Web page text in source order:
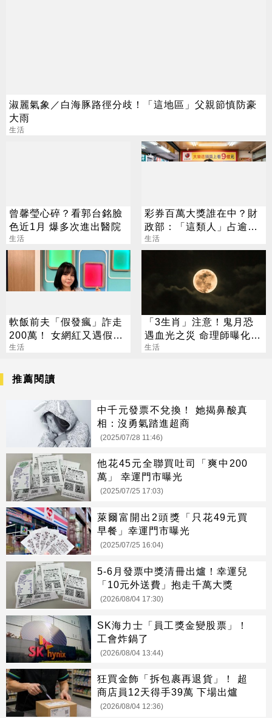
淑麗氣象／白海豚路徑分歧！「這地區」父親節慎防豪
大雨
生活
曾馨瑩心碎？看郭台銘臉
色近1月 爆多次進出醫院
生活
彩券百萬大獎誰在中？財
政部：「這類人」占逾6
成
生活
軟飯前夫「假發瘋」詐走
200萬！ 女網紅又遇假富
豪 養套殺噴2千萬
生活
「3生肖」注意！鬼月恐
遇血光之災 命理師曝化解
法
生活
推薦閱讀
中千元發票不兌換！ 她揭鼻酸真
相：沒勇氣踏進超商
(2025/07/28 11:46)
他花45元全聯買吐司「爽中200
萬」 幸運門市曝光
(2025/07/25 17:03)
萊爾富開出2頭獎「只花49元買
早餐」幸運門市曝光
(2025/07/25 16:04)
5-6月發票中獎清冊出爐！幸運兒
「10元外送費」抱走千萬大獎
(2026/08/04 17:30)
SK海力士「員工獎金變股票」！
工會炸鍋了
(2026/08/04 13:44)
狂買金飾「拆包裹再退貨」！ 超
商店員12天得手39萬 下場出爐
(2026/08/04 12:36)